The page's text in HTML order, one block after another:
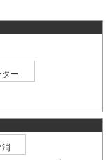
ター
消